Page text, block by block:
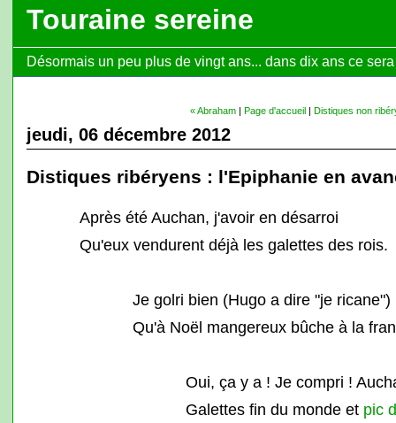
Touraine sereine
Désormais un peu plus de vingt ans... dans dix ans ce
« Abraham| Page d'accueil| Distiques non
jeudi, 06 décembre 2012
Distiques ribéryens : l'Epiphanie en
Après été Auchan, j'avoir en désarroi
Qu'eux vendurent déjà les galettes des rois.
Je golri bien (Hugo a dire "je ricane")
Qu'à Noël mangereux bûche à la
Oui, ça y a ! Je compri !
Galettes fin du monde et pic